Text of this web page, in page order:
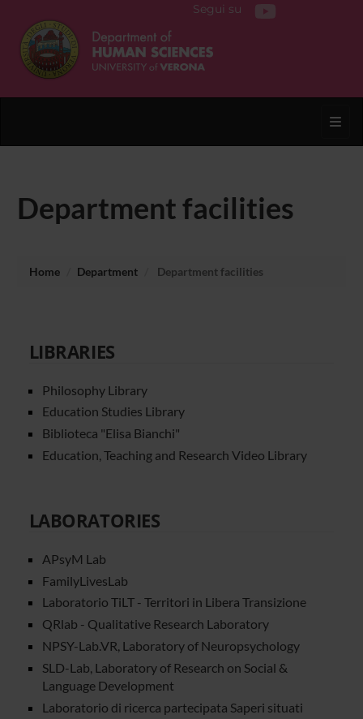
Segui su
Department facilities
Home Department Department facilities
LIBRARIES
Philosophy Library
Education Studies Library
Biblioteca "Elisa Bianchi"
Education, Teaching and Research Video Library
LABORATORIES
APsyM Lab
FamilyLivesLab
Laboratorio TiLT - Territori in Libera Transizione
QRlab - Qualitative Research Laboratory
NPSY-Lab.VR, Laboratory of Neuropsychology
SLD-Lab, Laboratory of Research on Social &
Language Development
Laboratorio di ricerca partecipata Saperi situati